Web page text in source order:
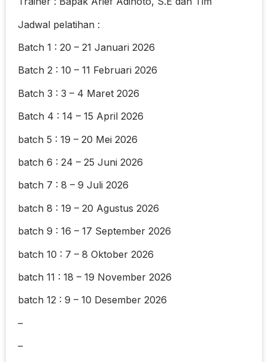
Jadwal pelatihan :
Batch 1 : 20 – 21 Januari 2026
Batch 2 : 10 – 11 Februari 2026
Batch 3 : 3 – 4 Maret 2026
Batch 4 : 14 – 15 April 2026
batch 5 : 19 – 20 Mei 2026
batch 6 : 24 – 25 Juni 2026
batch 7 : 8 – 9 Juli 2026
batch 8 : 19 – 20 Agustus 2026
batch 9 : 16 – 17 September 2026
batch 10 : 7 – 8 Oktober 2026
batch 11 : 18 – 19 November 2026
batch 12 : 9 – 10 Desember 2026
–
–